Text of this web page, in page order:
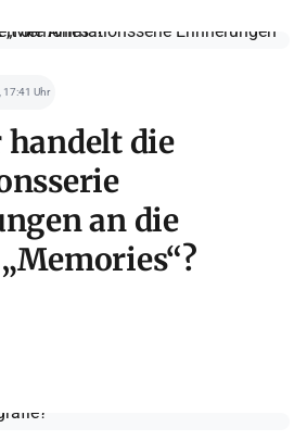
17:41 Uhr
handelt die
an die